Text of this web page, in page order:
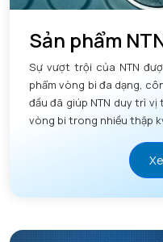
Sản phẩm
Sự vượt trội của NTN
phẩm vòng bi đa dạng,
đầu đã giúp NTN duy trì
vòng bi trong nhiều thập